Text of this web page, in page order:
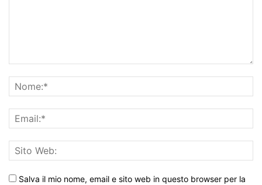
Salva il mio nome, email e sito web in questo browser per la